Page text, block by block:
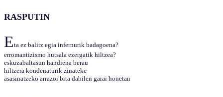
RASPUTIN
Eta ez balitz egia infernurik badagoena?
erromantizismo hutsala ezergatik hiltzea?
eskuzabaltasun handiena berau
hiltzera kondenaturik zinateke
asasinatzeko arrazoi bita dabilen garai honetan